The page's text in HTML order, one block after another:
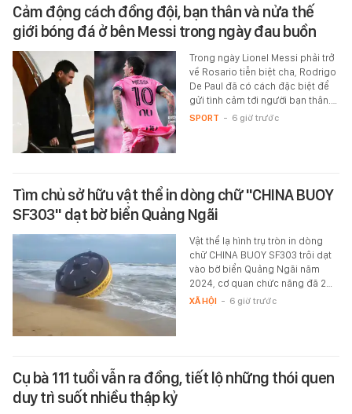
Cảm động cách đồng đội, bạn thân và nửa thế
giới bóng đá ở bên Messi trong ngày đau buồn
Trong ngày Lionel Messi phải trở
về Rosario tiễn biệt cha, Rodrigo
De Paul đã có cách đặc biệt để
gửi tình cảm tới người bạn thân.…
SPORT - 6 giờ trước
Tìm chủ sở hữu vật thể in dòng chữ "CHINA BUOY
SF303" dạt bờ biển Quảng Ngãi
Vật thể lạ hình trụ tròn in dòng
chữ CHINA BUOY SF303 trôi dạt
vào bờ biển Quảng Ngãi năm
2024, cơ quan chức năng đã 2…
XÃ HỘI - 6 giờ trước
Cụ bà 111 tuổi vẫn ra đồng, tiết lộ những thói quen
duy trì suốt nhiều thập kỷ